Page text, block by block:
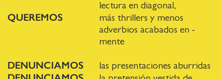
lectura en diagonal,
QUEREMOS
más thrillers y menos
adverbios acabados en -
mente
DENUNCIAMOS las presentaciones aburridas